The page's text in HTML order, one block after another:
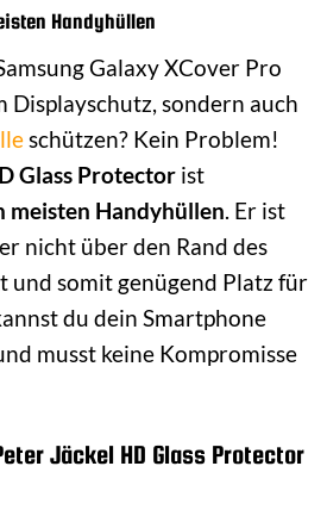
Handyhüllen
Galaxy XCover Pro
Displayschutz, sondern auch
schützen? Kein Problem!
Glass Protector ist
meisten Handyhüllen. Er ist
nicht über den Rand des
und somit genügend Platz für
du dein Smartphone
musst keine Kompromisse
Jäckel HD Glass Protector